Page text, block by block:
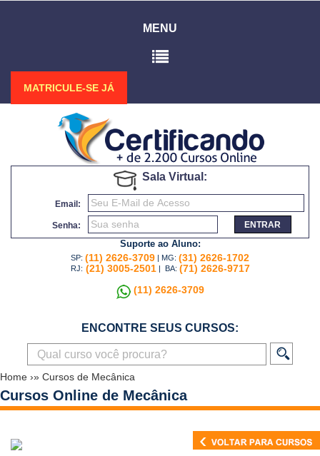
MENU
MATRICULE-SE JÁ
Sala Virtual:
Email:
Senha: ENTRAR
Suporte ao Aluno:
SP: (11) 2626-3709 | MG: (31) 2626-1702
RJ: (21) 3005-2501 | BA: (71) 2626-9717
(11) 2626-3709
ENCONTRE SEUS CURSOS:
Home ›» Cursos de Mecânica
Cursos Online de Mecânica